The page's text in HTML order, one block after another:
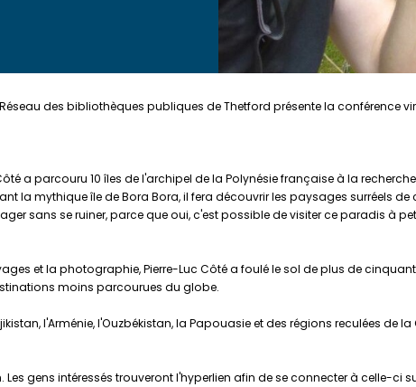
des bibliothèques publiques de Thetford présente la conférence
a parcouru 10 îles de l'archipel de la Polynésie française à la
la mythique île de Bora Bora, il fera découvrir les paysages surréels
sans se ruiner, parce que oui, c'est possible de visiter ce paradis à
et la photographie, Pierre-Luc Côté a foulé le sol de plus de
moins parcourues du globe.
l'Arménie, l'Ouzbékistan, la Papouasie et des régions reculées de
gens intéressés trouveront l'hyperlien afin de se connecter à celle-